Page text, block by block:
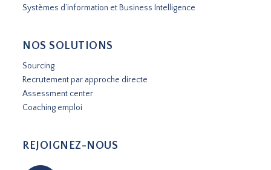
Systèmes d’information et Business Intelligence
NOS SOLUTIONS
Sourcing
Recrutement par approche directe
Assessment center
Coaching emploi
REJOIGNEZ-NOUS